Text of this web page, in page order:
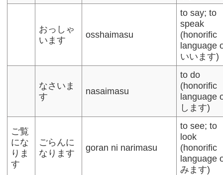
おっしゃ
います
osshaimasu
to say; to
speak
(honorific
language
いいます)
なさいま
す
nasaimasu
to do
(honorific
language
します)
ご覧
にな
りま
す
ごらんに
なります
goran ni narimasu
to see; to
look
(honorific
language
みます)